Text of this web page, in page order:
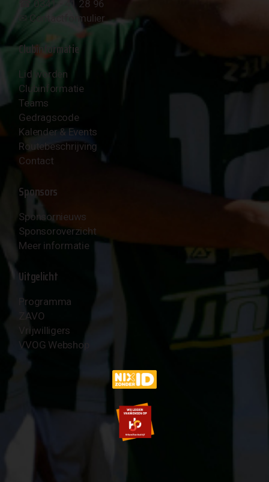
☎︎ 0341 - 41 28 96
✉︎ Contactformulier
Clubinformatie
Lid worden
Clubinformatie
Teams
Gedragscode
Kalender & Events
Routebeschrijving
Contact
Sponsors
Sponsornieuws
Sponsoroverzicht
Meer informatie
Uitgelicht
Programma
ZAVO
Vrijwilligers
VVOG Webshop